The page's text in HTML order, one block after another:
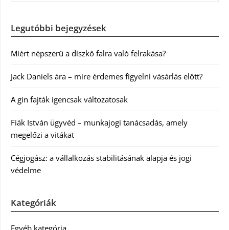
Legutóbbi bejegyzések
Miért népszerű a díszkő falra való felrakása?
Jack Daniels ára – mire érdemes figyelni vásárlás előtt?
A gin fajták igencsak változatosak
Fiák István ügyvéd – munkajogi tanácsadás, amely
megelőzi a vitákat
Cégjogász: a vállalkozás stabilitásának alapja és jogi
védelme
Kategóriák
Egyéb kategória